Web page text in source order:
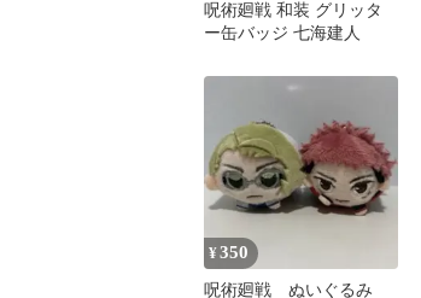
呪術廻戦 和装 グリッタ
ー缶バッジ 七海建人
¥350
呪術廻戦 ぬいぐるみ